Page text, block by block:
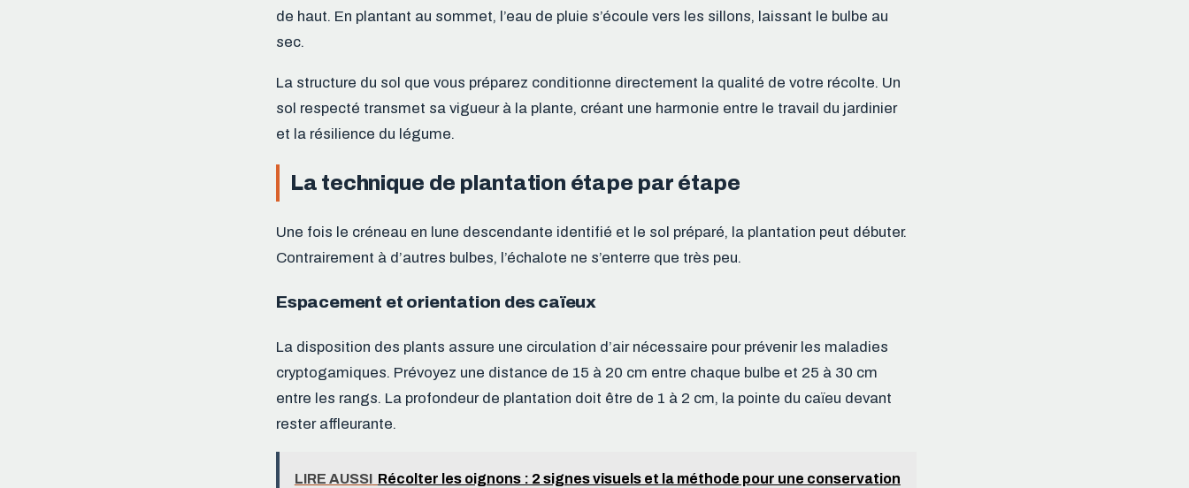
de haut. En plantant au sommet, l’eau de pluie s’écoule vers les sillons, laissant le bulbe au
sec.
La structure du sol que vous préparez conditionne directement la qualité de votre récolte. Un
sol respecté transmet sa vigueur à la plante, créant une harmonie entre le travail du jardinier
et la résilience du légume.
La technique de plantation étape par étape
Une fois le créneau en lune descendante identifié et le sol préparé, la plantation peut débuter.
Contrairement à d’autres bulbes, l’échalote ne s’enterre que très peu.
Espacement et orientation des caïeux
La disposition des plants assure une circulation d’air nécessaire pour prévenir les maladies
cryptogamiques. Prévoyez une distance de 15 à 20 cm entre chaque bulbe et 25 à 30 cm
entre les rangs. La profondeur de plantation doit être de 1 à 2 cm, la pointe du caïeu devant
rester affleurante.
LIRE AUSSI Récolter les oignons : 2 signes visuels et la méthode pour une conservation